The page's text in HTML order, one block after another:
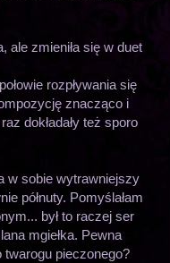
ale zmieniła się w duet
rozpływania się
znacząco i
dokładały też sporo
w sobie wytrawniejszy
półnuty. Pomyślałam
był to raczej ser
mgiełka. Pewna
pieczonego?